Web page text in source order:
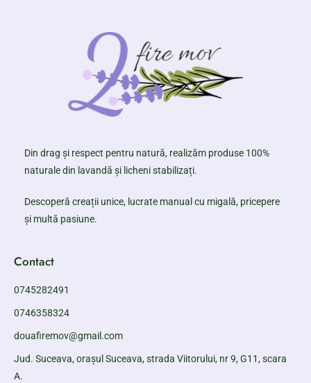
Din drag și respect pentru natură, realizăm produse 100%
naturale din lavandă și licheni stabilizați.
Descoperă creații unice, lucrate manual cu migală, pricepere
și multă pasiune.
Contact
0745282491
0746358324
douafiremov@gmail.com
Jud. Suceava, orașul Suceava, strada Viitorului, nr 9, G11, scara
A.